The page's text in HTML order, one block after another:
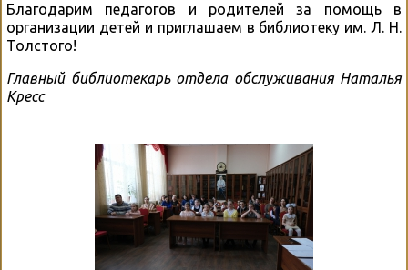
Благодарим педагогов и родителей за помощь в
организации детей и приглашаем в библиотеку им. Л. Н.
Толстого!
Главный библиотекарь отдела обслуживания Наталья
Кресс